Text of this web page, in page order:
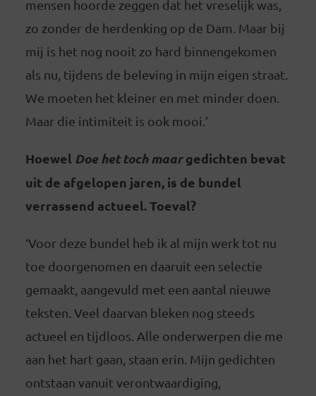
mensen hoorde zeggen dat het vreselijk was,
zo zonder de herdenking op de Dam. Maar bij
mij is het nog nooit zo hard binnengekomen
als nu, tijdens de beleving in mijn eigen straat.
We moeten het kleiner en met minder doen.
Maar die intimiteit is ook mooi.’
Hoewel Doe het toch maargedichten bevat
uit de afgelopen jaren, is de bundel
verrassend actueel. Toeval?
‘Voor deze bundel heb ik al mijn werk tot nu
toe doorgenomen en daaruit een selectie
gemaakt, aangevuld met een aantal nieuwe
teksten. Veel daarvan bleken nog steeds
actueel en tijdloos. Alle onderwerpen die me
aan het hart gaan, staan erin. Mijn gedichten
ontstaan vanuit verontwaardiging,